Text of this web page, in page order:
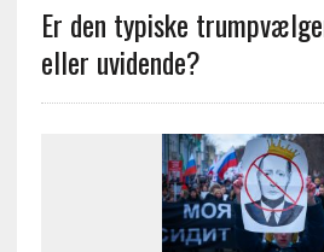
Er den typiske
eller uvidende?